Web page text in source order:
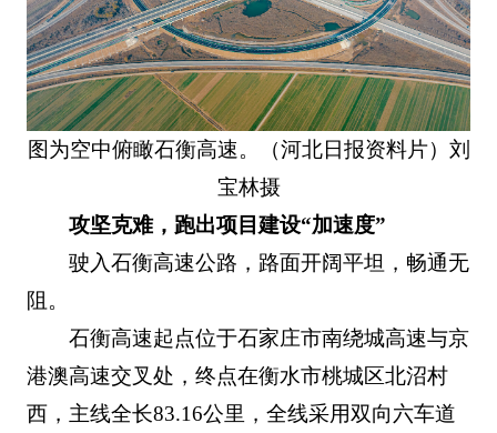
图为空中俯瞰石衡高速。（河北日报资料片）刘
宝林摄
攻坚克难，跑出项目建设“加速度”
驶入石衡高速公路，路面开阔平坦，畅通无
阻。
石衡高速起点位于石家庄市南绕城高速与京
港澳高速交叉处，终点在衡水市桃城区北沼村
西，主线全长83.16公里，全线采用双向六车道